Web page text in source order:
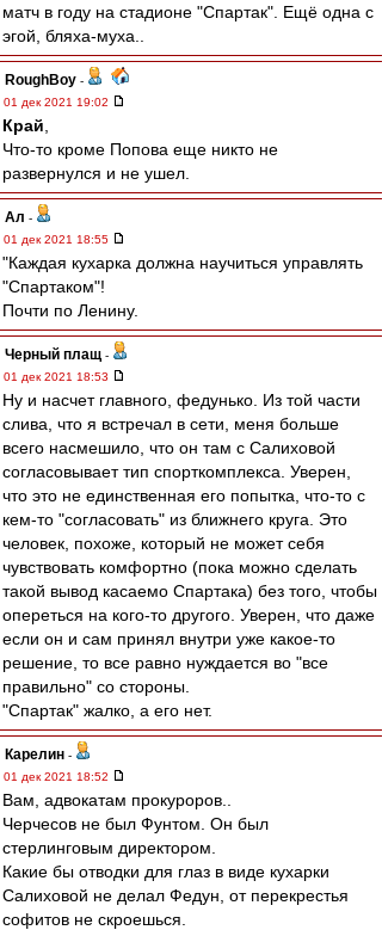
матч в году на стадионе "Спартак". Ещё одна с
эгой, бляха-муха..
RoughBoy -
01 дек 2021 19:02
Край
Что-то кроме Попова еще никто не
развернулся и не ушел.
Ал -
01 дек 2021 18:55
"Каждая кухарка должна научиться управлять
"Спартаком"!
Почти по Ленину.
Черный плащ -
01 дек 2021 18:53
Ну и насчет главного, федунько. Из той части
слива, что я встречал в сети, меня больше
всего насмешило, что он там с Салиховой
согласовывает тип спорткомплекса. Уверен,
что это не единственная его попытка, что-то с
кем-то "согласовать" из ближнего круга. Это
человек, похоже, который не может себя
чувствовать комфортно (пока можно сделать
такой вывод касаемо Спартака) без того, чтобы
опереться на кого-то другого. Уверен, что даже
если он и сам принял внутри уже какое-то
решение, то все равно нуждается во "все
правильно" со стороны.
"Спартак" жалко, а его нет.
Карелин -
01 дек 2021 18:52
Вам, адвокатам прокуроров..
Черчесов не был Фунтом. Он был
стерлинговым директором.
Какие бы отводки для глаз в виде кухарки
Салиховой не делал Федун, от перекрестья
софитов не скроешься.